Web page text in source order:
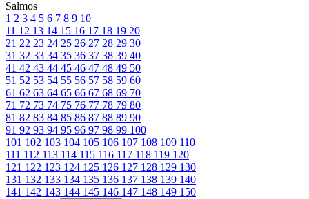
Salmos
1 2 3 4 5 6 7 8 9 10
11 12 13 14 15 16 17 18 19 20
21 22 23 24 25 26 27 28 29 30
31 32 33 34 35 36 37 38 39 40
41 42 43 44 45 46 47 48 49 50
51 52 53 54 55 56 57 58 59 60
61 62 63 64 65 66 67 68 69 70
71 72 73 74 75 76 77 78 79 80
81 82 83 84 85 86 87 88 89 90
91 92 93 94 95 96 97 98 99 100
101 102 103 104 105 106 107 108 109 110
111 112 113 114 115 116 117 118 119 120
121 122 123 124 125 126 127 128 129 130
131 132 133 134 135 136 137 138 139 140
141 142 143 144 145 146 147 148 149 150